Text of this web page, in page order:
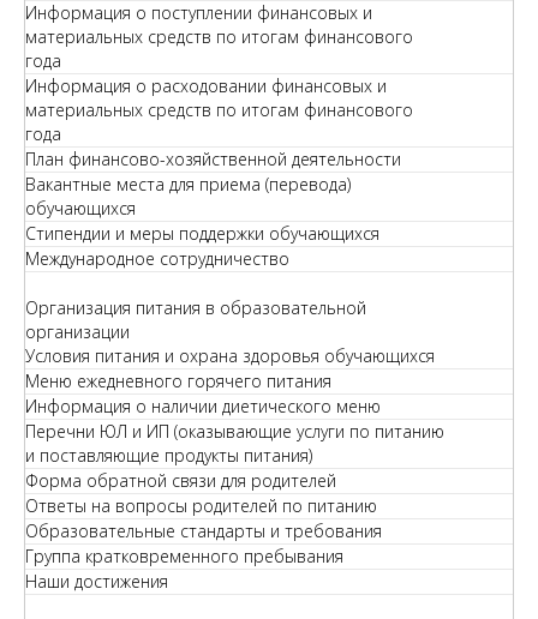
Информация о поступлении финансовых и
материальных средств по итогам финансового
года
Информация о расходовании финансовых и
материальных средств по итогам финансового
года
План финансово-хозяйственной деятельности
Вакантные места для приема (перевода)
обучающихся
Стипендии и меры поддержки обучающихся
Международное сотрудничество
Организация питания в образовательной
организации
Условия питания и охрана здоровья обучающихся
Меню ежедневного горячего питания
Информация о наличии диетического меню
Перечни ЮЛ и ИП (оказывающие услуги по питанию
и поставляющие продукты питания)
Форма обратной связи для родителей
Ответы на вопросы родителей по питанию
Образовательные стандарты и требования
Группа кратковременного пребывания
Наши достижения